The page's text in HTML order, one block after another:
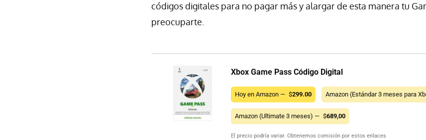
códigos digitales para no pagar más y alargar de esta manera tu
preocuparte.
Xbox Game Pass Código Digital
Hoy en Amazon — $299.00 Amazon (Estándar 3 meses para
Amazon (Ultimate 3 meses) — $689,00
El precio podría variar. Obtenemos comisión por estos enlaces